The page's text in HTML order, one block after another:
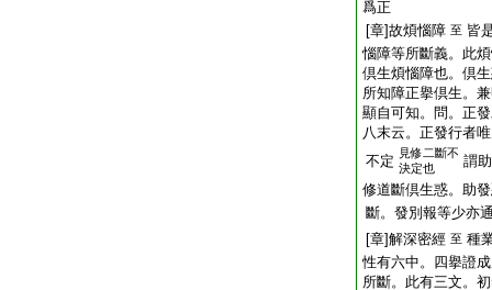
爲正
[章]故煩惱障 至 皆
惱障等所斷義。此
倶生煩惱障也。倶
所知障正擧倶生。
顯自可知。問。正
八末云。正發行者
不定 見修二斷不
決定也
謂
修道斷倶生惑。助
斷。發別報等少亦
[章]解深密經 至 種
性有六中。四擧證
所斷。此有三文。